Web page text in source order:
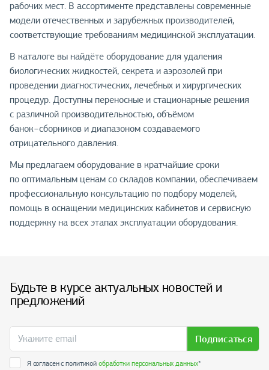
рабочих мест. В ассортименте представлены современные
модели отечественных и зарубежных производителей,
соответствующие требованиям медицинской эксплуатации.
В каталоге вы найдёте оборудование для удаления
биологических жидкостей, секрета и аэрозолей при
проведении диагностических, лечебных и хирургических
процедур. Доступны переносные и стационарные решения
с различной производительностью, объёмом
банок−сборников и диапазоном создаваемого
отрицательного давления.
Мы предлагаем оборудование в кратчайшие сроки
по оптимальным ценам со складов компании, обеспечиваем
профессиональную консультацию по подбору моделей,
помощь в оснащении медицинских кабинетов и сервисную
поддержку на всех этапах эксплуатации оборудования.
Будьте в курсе актуальных новостей и
предложений
Подписаться
Я согласен с политикойобработки персональных данных*